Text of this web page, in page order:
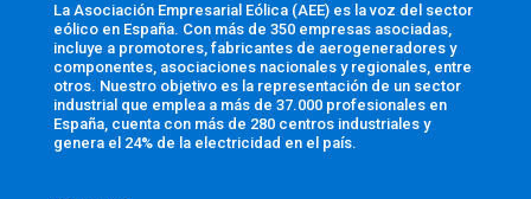
La Asociación Empresarial Eólica (AEE) es la voz del sector
eólico en España. Con más de 350 empresas asociadas,
incluye a promotores, fabricantes de aerogeneradores y
componentes, asociaciones nacionales y regionales, entre
otros. Nuestro objetivo es la representación de un sector
industrial que emplea a más de 37.000 profesionales en
España, cuenta con más de 280 centros industriales y
genera el 24% de la electricidad en el país.